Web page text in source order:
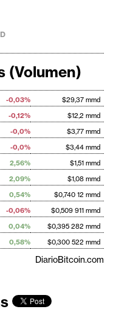
(Volumen)
-0,03%
$29,37 mmd
-0,12%
$12,2 mmd
-0,0%
$3,77 mmd
-0,0%
$3,44 mmd
2,56%
$1,51 mmd
2,09%
$1,08 mmd
0,54%
$0,740 12 mmd
-0,06%
$0,509 911 mmd
0,04%
$0,395 282 mmd
0,58% $0,300 522 mmd
DiarioBitcoin.com